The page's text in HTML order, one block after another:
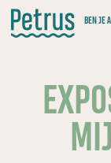
Doorgaan
naar
hoofdinhoud
BEN JE